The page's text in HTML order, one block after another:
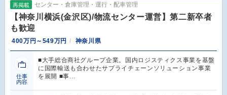
再掲載 センター・倉庫管理・運行・配車管理
【神奈川横浜(金沢区)/物流センター運営】第二新卒者
も歓迎
400万円～549万円 神奈川県
仕事
内容
■大手総合商社グループ企業。国内ロジスティクス事業を基盤
に国際輸送も合わせたサプライチェーンソリューション事業
を展開 ■事…